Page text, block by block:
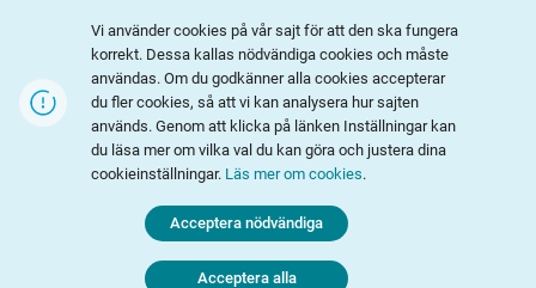
Vi använder cookies på vår sajt för att den ska fungera
korrekt. Dessa kallas nödvändiga cookies och måste
användas. Om du godkänner alla cookies accepterar
du fler cookies, så att vi kan analysera hur sajten
används. Genom att klicka på länken Inställningar kan
du läsa mer om vilka val du kan göra och justera dina
cookieinställningar. Läs mer om cookies.
Acceptera nödvändiga
Acceptera alla